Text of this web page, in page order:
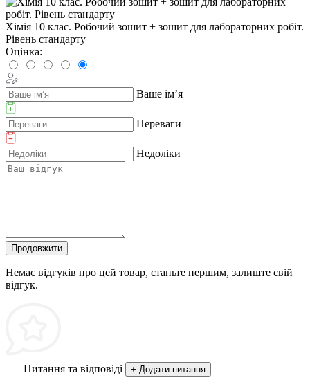
Хімія 10 клас. Робочий зошит + зошит для лабораторних робіт.
Рівень стандарту
Оцінка:
Ваше ім’я
Переваги
Недоліки
Продовжити
Немає відгуків про цей товар, станьте першим, залиште свій
відгук.
Питання та відповіді + Додати питання